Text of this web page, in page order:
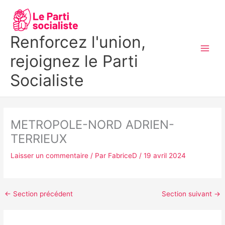
contenu
Renforcez l'union,
rejoignez le Parti
Socialiste
METROPOLE-NORD ADRIEN-
TERRIEUX
Laisser un commentaire / Par FabriceD/19 avril 2024
← Section précédent Section suivant →